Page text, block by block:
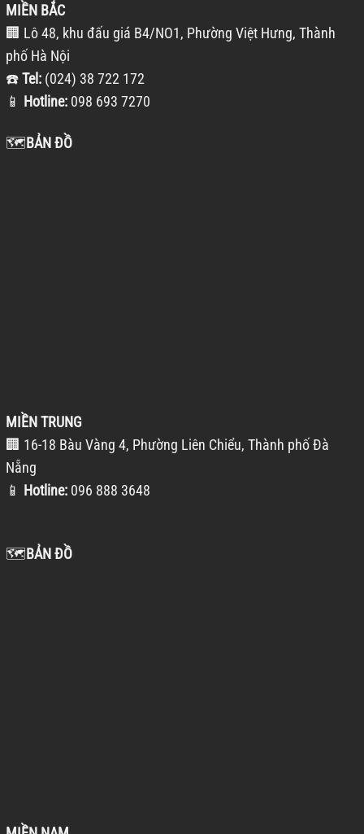
MIỀN BẮC
🏢 Lô 48, khu đấu giá B4/NO1, Phường Việt Hưng, Thành
phố Hà Nội
☎️Tel: (024) 38 722 172
📱 Hotline: 098 693 7270
🗺️BẢN ĐỒ
MIỀN TRUNG
🏢 16-18 Bàu Vàng 4, Phường Liên Chiểu, Thành phố Đà
Nẵng
📱 Hotline: 096 888 3648
🗺️BẢN ĐỒ